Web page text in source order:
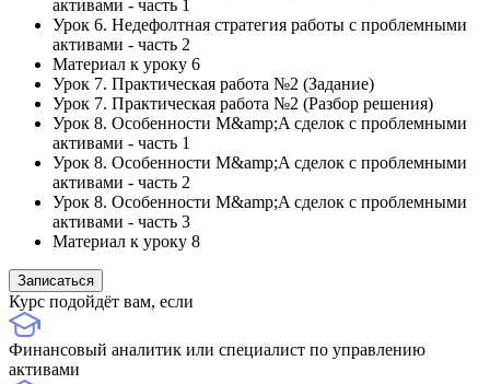
активами - часть 1
Урок 6. Недефолтная стратегия работы с проблемными
активами - часть 2
Материал к уроку 6
Урок 7. Практическая работа №2 (Задание)
Урок 7. Практическая работа №2 (Разбор решения)
Урок 8. Особенности M&amp;A сделок с проблемными
активами - часть 1
Урок 8. Особенности M&amp;A сделок с проблемными
активами - часть 2
Урок 8. Особенности M&amp;A сделок с проблемными
активами - часть 3
Материал к уроку 8
Записаться
Курс подойдёт вам, если
Финансовый аналитик или специалист по управлению
активами